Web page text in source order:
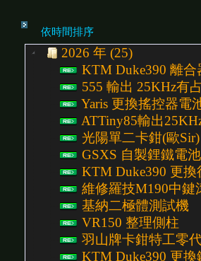
依時間排序
2026 年 (25)
KTM Duke390 離
555 輸出 25KHz有
Yaris 更換搖控器電
ATTiny85輸出
光陽單二卡鉗(歐Sir)
GSXS 自製鋰鐵電池
KTM Duke390 更
維修羅技M190中鍵
基納二極體測試機
VR150 整理側柱
羽山牌卡鉗特工零
KTM Duke390 更換